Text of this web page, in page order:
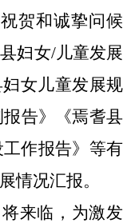
贺和诚挚问候
县妇女/儿童发展
女儿童发展规
告》《焉耆县
作报告》 等有
情况汇报。
来临，为激发